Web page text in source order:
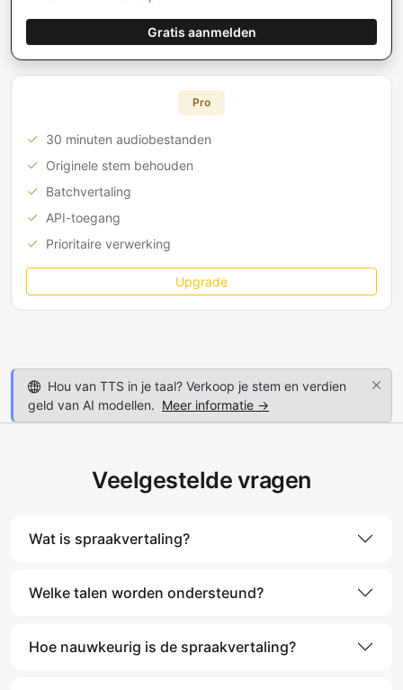
Gratis aanmelden
Pro
30 minuten audiobestanden
Originele stem behouden
Batchvertaling
API-toegang
Prioritaire verwerking
Upgrade
Hou van TTS in je taal? Verkoop je stem en verdien
geld van AI modellen. Meer informatie →
Veelgestelde vragen
Wat is spraakvertaling?
Welke talen worden ondersteund?
Hoe nauwkeurig is de spraakvertaling?